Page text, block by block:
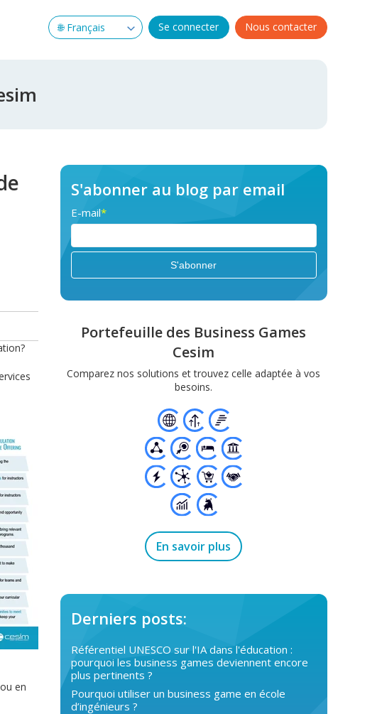
Se connecter Nous contacter
en
S'abonner au blog par email
E-mail*
Portefeuille des Business Games
Cesim
Comparez nos solutions et trouvez celle adaptée à vos
besoins.
En savoir plus
Derniers posts:
Référentiel UNESCO sur l'IA dans l'éducation :
pourquoi les business games deviennent encore
plus pertinents ?
Pourquoi utiliser un business game en école
d’ingénieurs ?